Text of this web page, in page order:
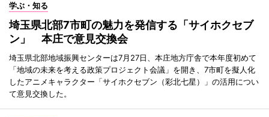
学ぶ・知る
埼玉県北部7市町の魅力を発信する「サイホクセブ
ン」 本庄で意見交換会
埼玉県北部地域振興センターは7月27日、本庄地方庁舎で本年度初めて
「地域の未来を考える政策プロジェクト会議」を開き、7市町を擬人化
したアニメキャラクター「サイホクセブン（彩北七星）」の活用につい
て意見交換した。